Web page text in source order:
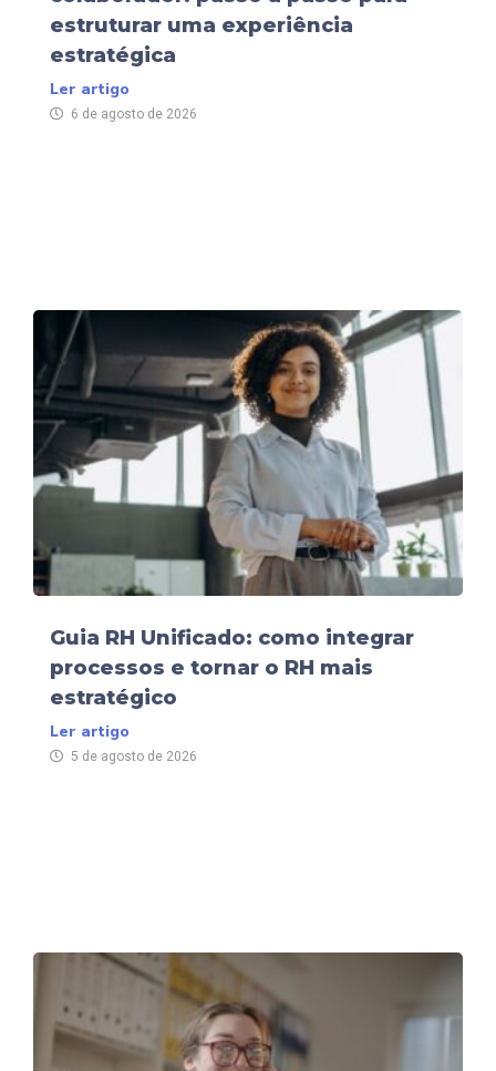
estruturar uma experiência
estratégica
Ler artigo
6 de agosto de 2026
Guia RH Unificado: como integrar
processos e tornar o RH mais
estratégico
Ler artigo
5 de agosto de 2026